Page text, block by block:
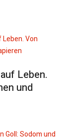
Leben.
und